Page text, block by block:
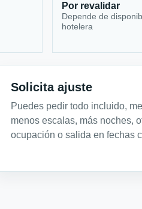
Por revalidar
Depende de
hotelera
Solicita ajuste
Puedes pedir todo incluido,
menos escalas, más noches,
ocupación o salida en fechas